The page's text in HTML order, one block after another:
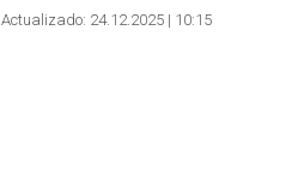
Actualizado: 24.12.2025 | 10:15